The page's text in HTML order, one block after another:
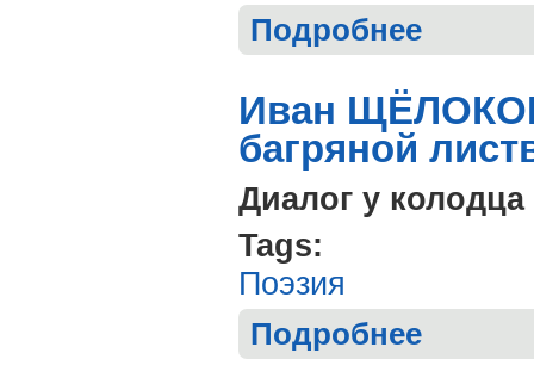
Подробнее
Иван
багряной
Диалог у колодца
Tags:
Поэзия
Подробнее